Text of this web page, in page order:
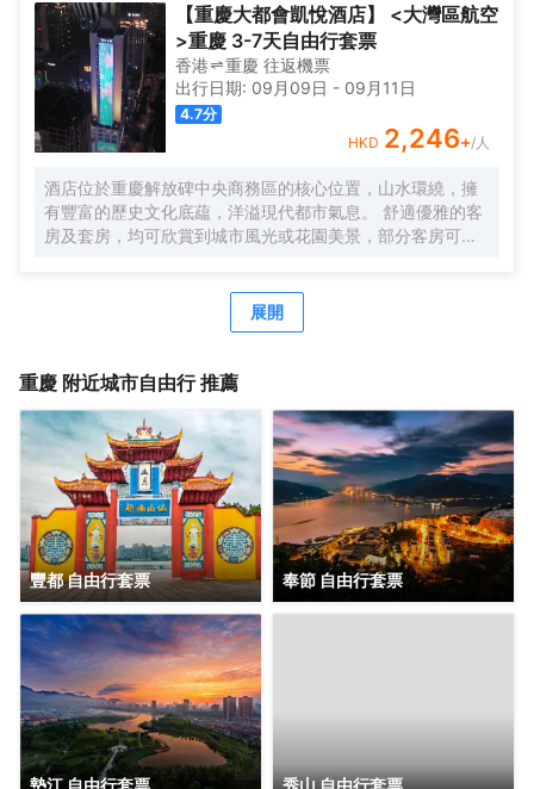
謐下榻之選，亦可同時感受本地市井與時尚都會的穿越樂
趣。
【重慶大都會凱悅酒店】 <大灣區航空
>重慶 3-7天自由行套票
香港 重慶 往返機票
出行日期: 09月09日 - 09月11日
4.7分
HKD 2,246+/人
酒店位於重慶解放碑中央商務區的核心位置，山水環繞，擁
有豐富的歷史文化底藴，洋溢現代都市氣息。 舒適優雅的客
房及套房，均可欣賞到城市風光或花園美景，部分客房可俯
議空間及1,000平米戶外屋頂花園步道，綠徑通幽，適合舉辦
展開
重慶 附近城市自由行 推薦
豐都 自由行套票 奉節 自由行套票
墊江 自由行套票 秀山 自由行套票